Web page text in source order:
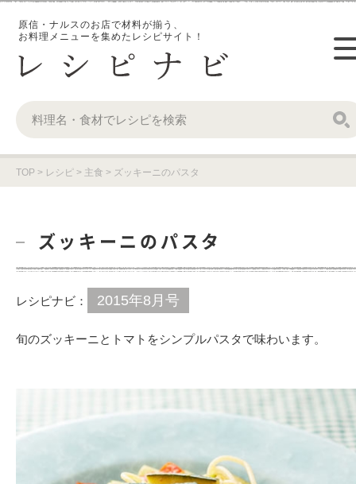
原信・ナルスのお店で材料が揃う、
お料理メニューを集めたレシピサイト！
TOP > レシピ > 主食 > ズッキーニのパスタ
ズッキーニのパスタ
レシピナビ： 2015年8月号
旬のズッキーニとトマトをシンプルパスタで味わいます。